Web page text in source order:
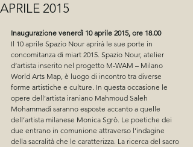
APRILE 2015
Inaugurazione venerdì 10 aprile 2015, ore 18.00
Il 10 aprile Spazio Nour aprirà le sue porte in
concomitanza di miart 2015. Spazio Nour, atelier
d’artista inserito nel progetto M-WAM – Milano
World Arts Map, è luogo di incontro tra diverse
forme artistiche e culture. In questa occasione le
opere dell’artista iraniano Mahmoud Saleh
Mohammadi saranno esposte accanto a quelle
dell’artista milanese Monica Sgrò. Le poetiche dei
due entrano in comunione attraverso l’indagine
della sacralità che le caratterizza. La ricerca del sacro